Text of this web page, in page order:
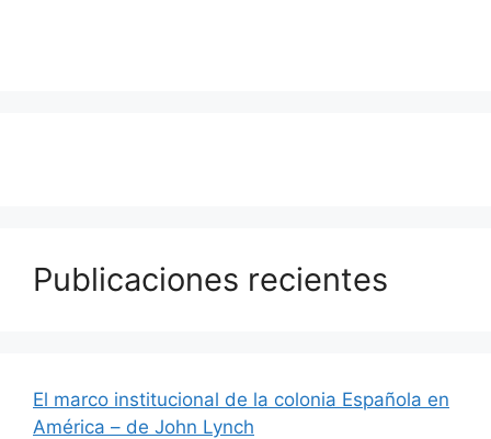
Publicaciones recientes
El marco institucional de la colonia Española en
América – de John Lynch